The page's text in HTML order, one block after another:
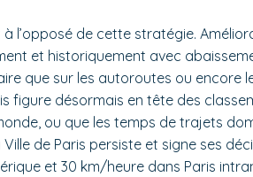
l’opposé de cette stratégie.
et historiquement avec
que sur les autoroutes ou encore
figure désormais en tête des
ou que les temps de trajets
de Paris persiste et signe ses
et 30 km/heure dans Paris